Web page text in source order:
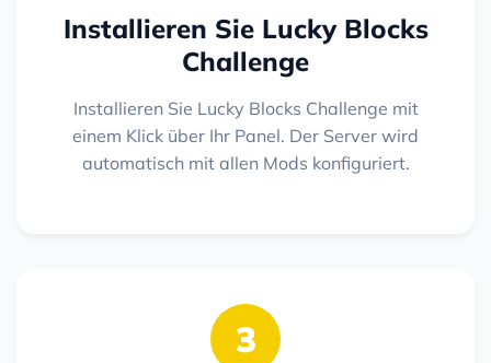
Installieren Sie Lucky Blocks
Challenge
Installieren Sie Lucky Blocks Challenge mit
einem Klick über Ihr Panel. Der Server wird
automatisch mit allen Mods konfiguriert.
3